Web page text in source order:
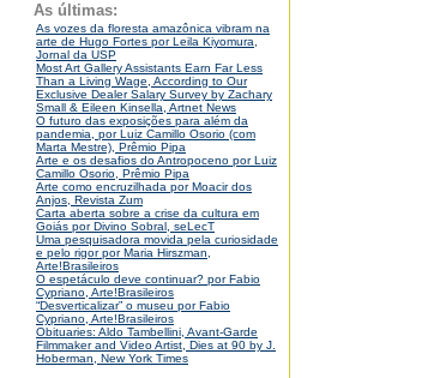
As últimas:
As vozes da floresta amazônica vibram na
arte de Hugo Fortes por Leila Kiyomura,
Jornal da USP
Most Art Gallery Assistants Earn Far Less
Than a Living Wage, According to Our
Exclusive Dealer Salary Survey by Zachary
Small & Eileen Kinsella, Artnet News
O futuro das exposições para além da
pandemia, por Luiz Camillo Osorio (com
Marta Mestre), Prêmio Pipa
Arte e os desafios do Antropoceno por Luiz
Camillo Osorio, Prêmio Pipa
Arte como encruzilhada por Moacir dos
Anjos, Revista Zum
Carta aberta sobre a crise da cultura em
Goiás por Divino Sobral, seLecT
Uma pesquisadora movida pela curiosidade
e pelo rigor por Maria Hirszman,
Arte!Brasileiros
O espetáculo deve continuar? por Fabio
Cypriano, Arte!Brasileiros
“Desverticalizar” o museu por Fabio
Cypriano, Arte!Brasileiros
Obituaries: Aldo Tambellini, Avant-Garde
Filmmaker and Video Artist, Dies at 90 by J.
Hoberman, New York Times